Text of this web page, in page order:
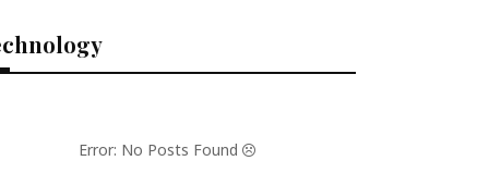
Error: No Posts Found